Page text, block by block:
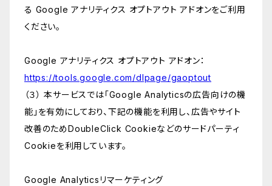
る Google アナリティクス オプトアウト アドオンをご利用
ください。
Google アナリティクス オプトアウト アドオン：
https://tools.google.com/dlpage/gaoptout
（３） 本サービスでは「Google Analyticsの広告向けの機
能」を有効にしており、下記の機能を利用し、広告やサイト
改善のためDoubleClick Cookieなどのサードパーティ
Cookieを利用しています。
Google Analyticsリマーケティング